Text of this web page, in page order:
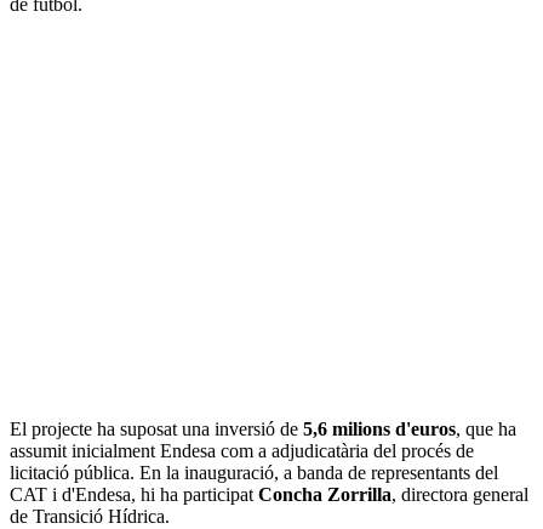
de futbol.
El projecte ha suposat una inversió de 5,6 milions d'euros, que ha
assumit inicialment Endesa com a adjudicatària del procés de
licitació pública. En la inauguració, a banda de representants del
CAT i d'Endesa, hi ha participatConcha Zorrilla, directora general
de Transició Hídrica.